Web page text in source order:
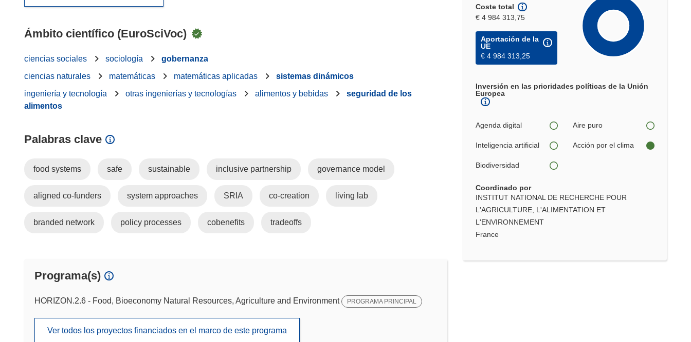
Coste total
€ 4 984 313,75
Aportación de la
UE
€ 4 984 313,25
Inversión en las prioridades políticas de la Unión
Europea
Agenda digital Aire puro
Inteligencia artificial Acción por el clima
Biodiversidad
Coordinado por
INSTITUT NATIONAL DE RECHERCHE POUR
L'AGRICULTURE, L'ALIMENTATION ET
L'ENVIRONNEMENT
France
Ámbito científico (EuroSciVoc)
ciencias sociales sociología
gobernanza
ciencias naturales
matemáticas matemáticas aplicadas
sistemas dinámicos
ingeniería y tecnología
otras ingenierías y tecnologías alimentos y bebidas
seguridad de los
alimentos
Palabras clave
food systems safe sustainable inclusive partnership governance model
aligned co-funders system approaches SRIA co-creation living lab
branded network policy processes cobenefits tradeoffs
Programa(s)
HORIZON.2.6 - Food, Bioeconomy Natural Resources, Agriculture and Environment PROGRAMA PRINCIPAL
Ver todos los proyectos financiados en el marco de este programa